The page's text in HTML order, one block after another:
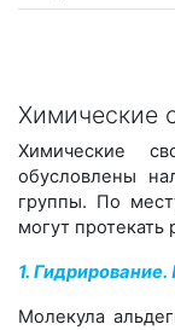
Химические
Химические
обусловлены
группы. По
могут
1.
Молекула